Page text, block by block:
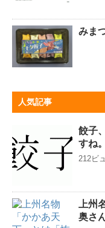
みま
人気記事
餃子
すね。
212ビ
上州
奥さ